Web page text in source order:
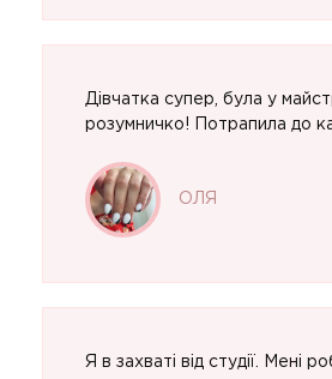
Дівчатка супер, була у
розумничко! Потрапила до
ОЛЯ
Я в захваті від студії. Мені